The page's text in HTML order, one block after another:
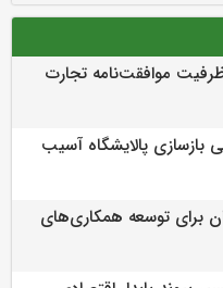
موافقت‌نامه تجارت
بازسازی پالایشگاه آسیب
برای توسعه همکاری‌های